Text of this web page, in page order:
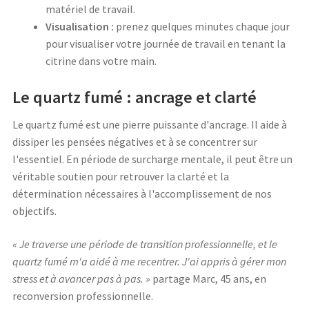
matériel de travail.
Visualisation : prenez quelques minutes chaque jour
pour visualiser votre journée de travail en tenant la
citrine dans votre main.
Le quartz fumé : ancrage et clarté
Le quartz fumé est une pierre puissante d'ancrage. Il aide à
dissiper les pensées négatives et à se concentrer sur
l'essentiel. En période de surcharge mentale, il peut être un
véritable soutien pour retrouver la clarté et la
détermination nécessaires à l'accomplissement de nos
objectifs.
« Je traverse une période de transition professionnelle, et le
quartz fumé m'a aidé à me recentrer. J'ai appris à gérer mon
stress et à avancer pas à pas. » partage Marc, 45 ans, en
reconversion professionnelle.